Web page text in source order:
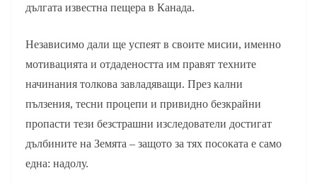
дългата известна пещера в Канада.
Независимо дали ще успеят в своите мисии, именно
мотивацията и отдадеността им правят техните
начинания толкова завладяващи. През кални
пълзения, тесни процепи и привидно безкрайни
пропасти тези безстрашни изследователи достигат
дълбините на Земята – защото за тях посоката е само
една: надолу.